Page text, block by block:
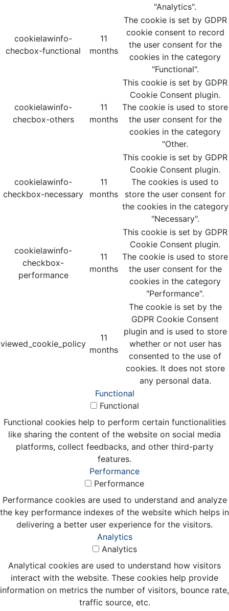
"Analytics".
cookielawinfo-
checbox-functional
11
months
The cookie is set by GDPR
cookie consent to record
the user consent for the
cookies in the category
"Functional".
cookielawinfo-
checbox-others
11
months
This cookie is set by GDPR
Cookie Consent plugin.
The cookie is used to store
the user consent for the
cookies in the category
"Other.
cookielawinfo-
checkbox-necessary
11
months
This cookie is set by GDPR
Cookie Consent plugin.
The cookies is used to
store the user consent for
the cookies in the category
"Necessary".
cookielawinfo-
checkbox-
performance
11
months
This cookie is set by GDPR
Cookie Consent plugin.
The cookie is used to store
the user consent for the
cookies in the category
"Performance".
viewed_cookie_policy
11
months
The cookie is set by the
GDPR Cookie Consent
plugin and is used to store
whether or not user has
consented to the use of
cookies. It does not store
any personal data.
Functional
Functional
Functional cookies help to perform certain functionalities
like sharing the content of the website on social media
platforms, collect feedbacks, and other third-party
features.
Performance
Performance
Performance cookies are used to understand and analyze
the key performance indexes of the website which helps in
delivering a better user experience for the visitors.
Analytics
Analytics
Analytical cookies are used to understand how visitors
interact with the website. These cookies help provide
information on metrics the number of visitors, bounce rate,
traffic source, etc.